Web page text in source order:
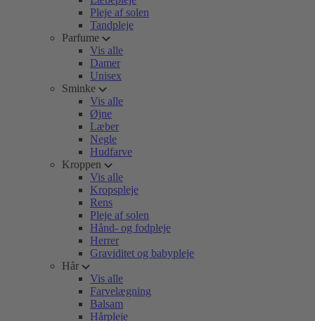
Pleje af solen
Tandpleje
Parfume
Vis alle
Damer
Unisex
Sminke
Vis alle
Øjne
Læber
Negle
Hudfarve
Kroppen
Vis alle
Kropspleje
Rens
Pleje af solen
Hånd- og fodpleje
Herrer
Graviditet og babypleje
Hår
Vis alle
Farvelægning
Balsam
Hårpleje